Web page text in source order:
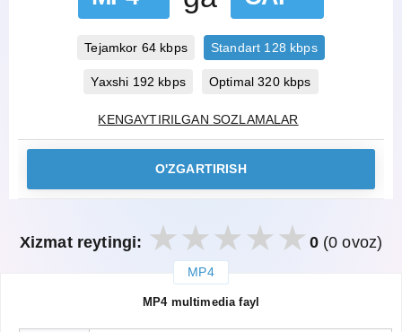
Tejamkor 64 kbps Standart 128 kbps
Yaxshi 192 kbps Optimal 320 kbps
KENGAYTIRILGAN SOZLAMALAR
O'ZGARTIRISH
Xizmat reytingi: 0(0 ovoz)
MP4
MP4 multimedia fayl